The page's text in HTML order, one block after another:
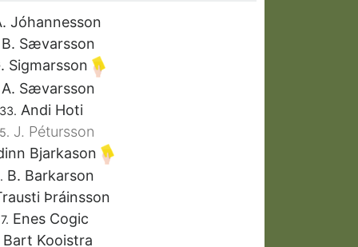
Jóhannesson
Sævarsson
Sigmarsson
Sævarsson
Andi Hoti
J. Pétursson
Bjarkason
B. Barkarson
Þráinsson
Enes Cogic
Bart Kooistra